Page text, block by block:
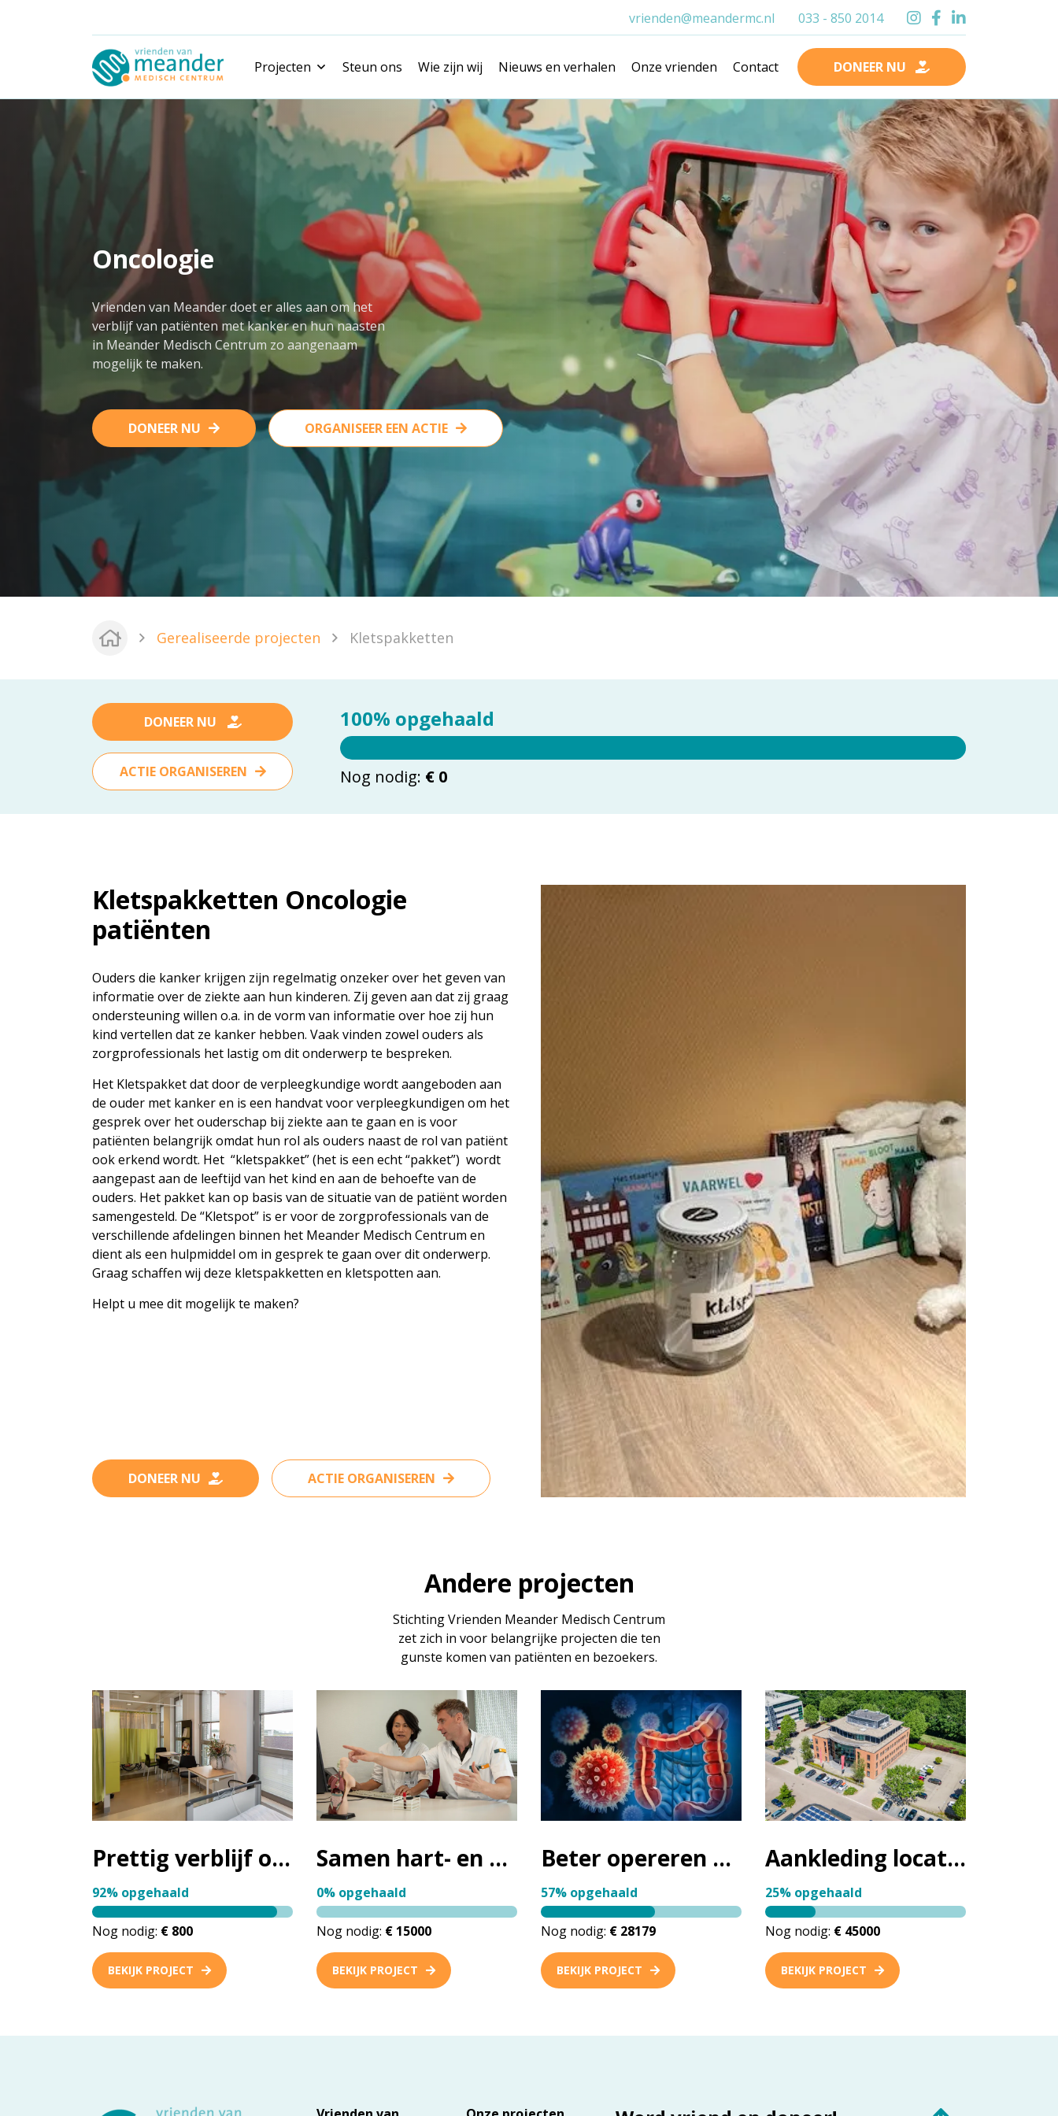
Projecten
Nieuwe projecten
Gerealiseerde projecten
Steun ons Wie zijn wij Nieuws en verhalen Onze vrienden Contact
vrienden@meandermc.nl 033 - 850 2014
DONEER NU
Oncologie
Vrienden van Meander doet er alles aan om het
verblijf van patiënten met kanker en hun naasten
in Meander Medisch Centrum zo aangenaam
mogelijk te maken.
DONEER NU ORGANISEER EEN ACTIE
Gerealiseerde projecten Kletspakketten
DONEER NU
ACTIE ORGANISEREN
100% opgehaald
Nog nodig: € 0
Kletspakketten Oncologie
patiënten
Ouders die kanker krijgen zijn regelmatig onzeker over het geven van
informatie over de ziekte aan hun kinderen. Zij geven aan dat zij graag
ondersteuning willen o.a. in de vorm van informatie over hoe zij hun
kind vertellen dat ze kanker hebben. Vaak vinden zowel ouders als
zorgprofessionals het lastig om dit onderwerp te bespreken.
Het Kletspakket dat door de verpleegkundige wordt aangeboden aan
de ouder met kanker en is een handvat voor verpleegkundigen om het
gesprek over het ouderschap bij ziekte aan te gaan en is voor
patiënten belangrijk omdat hun rol als ouders naast de rol van patiënt
ook erkend wordt. Het “kletspakket” (het is een echt “pakket”) wordt
aangepast aan de leeftijd van het kind en aan de behoefte van de
ouders. Het pakket kan op basis van de situatie van de patiënt worden
samengesteld. De “Kletspot” is er voor de zorgprofessionals van de
verschillende afdelingen binnen het Meander Medisch Centrum en
dient als een hulpmiddel om in gesprek te gaan over dit onderwerp.
Graag schaffen wij deze kletspakketten en kletspotten aan.
Helpt u mee dit mogelijk te maken?
DONEER NU ACTIE ORGANISEREN
Andere projecten
Stichting Vrienden Meander Medisch Centrum
zet zich in voor belangrijke projecten die ten
gunste komen van patiënten en bezoekers.
Prettig verblijf op Dagbehandeling
92% opgehaald
Nog nodig: € 800
BEKIJK PROJECT
Samen hart- en vaatziekten eerder opsporen
0% opgehaald
Nog nodig: € 15000
BEKIJK PROJECT
Beter opereren bij endeldarmkanker
57% opgehaald
Nog nodig: € 28179
BEKIJK PROJECT
Aankleding locatie Baarn
25% opgehaald
Nog nodig: € 45000
BEKIJK PROJECT